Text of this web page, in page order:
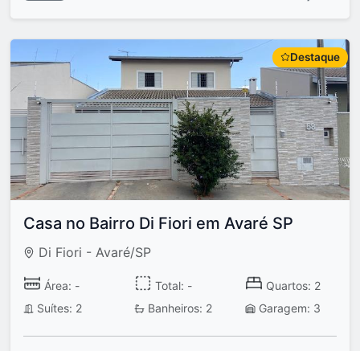
Destaque
Casa no Bairro Di Fiori em Avaré SP
Di Fiori - Avaré/SP
Área: - Total: -
Quartos: 2
Suítes: 2
Banheiros: 2 Garagem: 3